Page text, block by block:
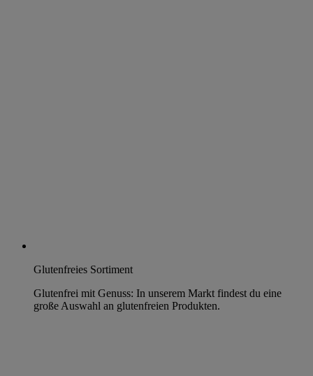
Glutenfreies Sortiment
Glutenfrei mit Genuss: In unserem Markt findest du eine
große Auswahl an glutenfreien Produkten.